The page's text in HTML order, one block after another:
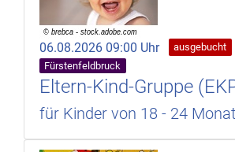
06.08.2026 09:00 Uhr
ausgebucht
Fürstenfeldbruck
Eltern-Kind-Gruppe
für Kinder von 18 - 24